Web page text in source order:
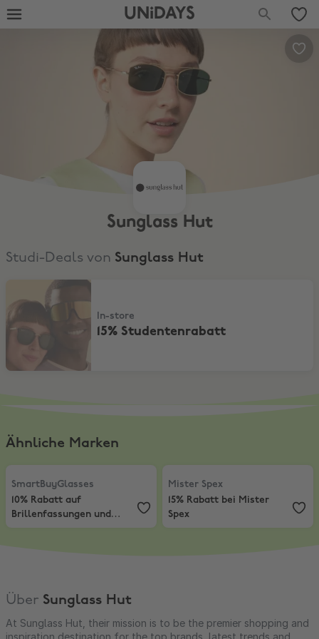
UNiDAYS
Sunglass Hut
Studi-Deals von Sunglass Hut
15% Studentenrabatt
In-store
15% Studentenrabatt
Ähnliche Marken
SmartBuyGlasses
10% Rabatt auf Brillenfassungen und Gläser
SmartBuyGlasses
10% Rabatt auf
Brillenfassungen und
Gläser
Mister Spex
15% Rabatt bei
Mister Spex
15% Rabatt bei Mister
Spex
Über Sunglass Hut
At Sunglass Hut, their mission is to be the premier shopping and
inspiration destination for the top brands, latest trends and